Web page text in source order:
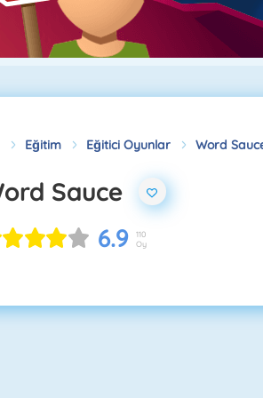
Eğitim Eğitici Oyunlar Word
Word Sauce
6.9
110
Oy